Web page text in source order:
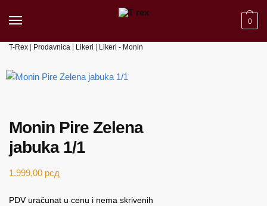
0
T-Rex Prodavnica Likeri Likeri - Monin
Monin Pire Zelena
jabuka 1/1
1.999,00 рсд
PDV uračunat u cenu i nema skrivenih